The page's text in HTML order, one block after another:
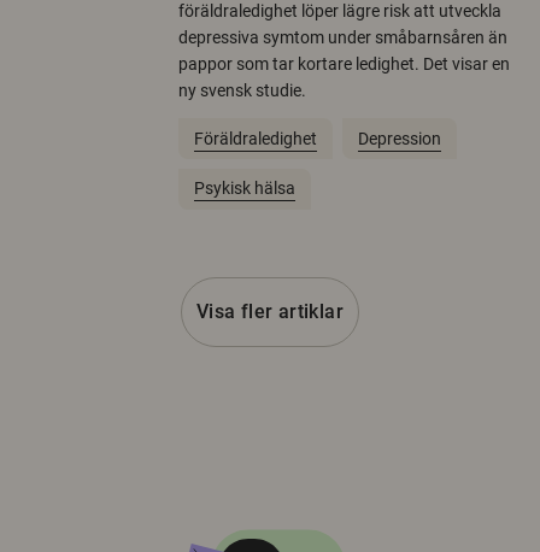
föräldraledighet löper lägre risk att utveckla
depressiva symtom under småbarnsåren än
pappor som tar kortare ledighet. Det visar en
ny svensk studie.
Föräldraledighet Depression
Psykisk hälsa
Visa fler artiklar